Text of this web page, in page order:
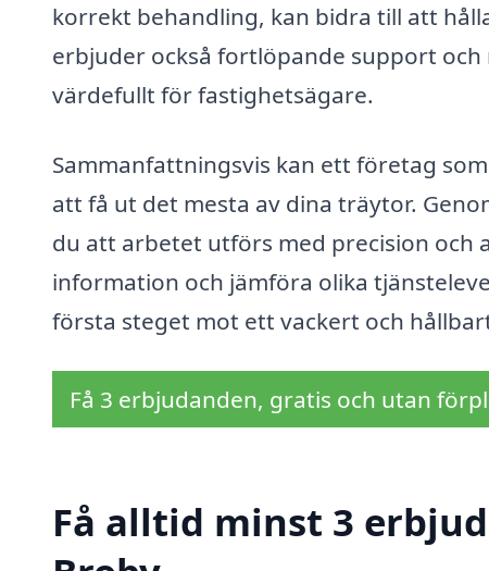
korrekt behandling, kan bidra till att
erbjuder också fortlöpande support
värdefullt för fastighetsägare.
Sammanfattningsvis kan ett företag
att få ut det mesta av dina träytor.
du att arbetet utförs med precision och
information och jämföra olika
första steget mot ett vackert och
Få 3 erbjudanden, gratis och utan
Få alltid minst 3